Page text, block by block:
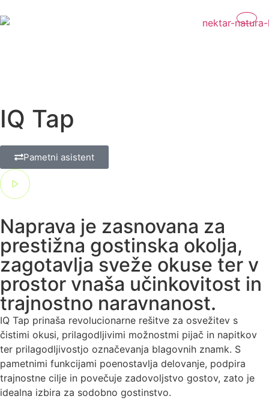
IQ Tap
Pametni asistent
Naprava je zasnovana za
prestižna gostinska okolja,
zagotavlja sveže okuse ter v
prostor vnaša učinkovitost in
trajnostno naravnanost.
IQ Tap prinaša revolucionarne rešitve za osvežitev s
čistimi okusi, prilagodljivimi možnostmi pijač in napitkov
ter prilagodljivostjo označevanja blagovnih znamk. S
pametnimi funkcijami poenostavlja delovanje, podpira
trajnostne cilje in povečuje zadovoljstvo gostov, zato je
idealna izbira za sodobno gostinstvo.